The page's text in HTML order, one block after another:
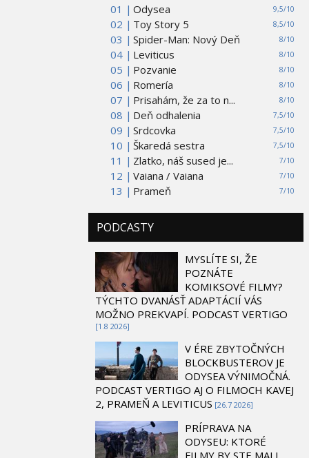
01 | 9,5/10
Odysea
02 |
8,5/10
Toy Story 5
03 |
8/10
Spider-Man: Nový Deň
04 |
8/10
Leviticus
05 |
8/10
Pozvanie
06 |
8/10
Romería
07 |
8/10
Prisahám, že za to n...
08 |
7,5/10
Deň odhalenia
09 |
7,5/10
Srdcovka
10 |
7,5/10
Škaredá sestra
11 |
7/10
Zlatko, náš sused je...
12 |
7/10
Vaiana / Vaiana
13 |
7/10
Prameň
PODCASTY
MYSLÍTE SI, ŽE
POZNÁTE
KOMIKSOVÉ FILMY?
TÝCHTO DVANÁSŤ ADAPTÁCIÍ VÁS
MOŽNO PREKVAPÍ. PODCAST VERTIGO
[1.8 2026]
V ÉRE ZBYTOČNÝCH
BLOCKBUSTEROV JE
ODYSEA VÝNIMOČNÁ.
PODCAST VERTIGO AJ O FILMOCH KAVEJ
2, PRAMEŇ A LEVITICUS [26.7 2026]
PRÍPRAVA NA
ODYSEU: KTORÉ